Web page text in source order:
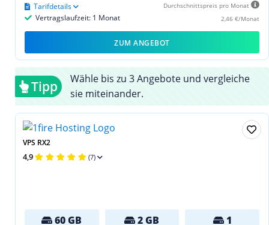
Durchschnittspreis pro Monat
2,46 €/Monat
Vertragslaufzeit: 1 Monat
Tarifdetails
ZUM ANGEBOT
Tipp
Wähle bis zu 3 Angebote und vergleiche
sie miteinander.
VPS RX2
4,9 (7)
60 GB 2 GB 1